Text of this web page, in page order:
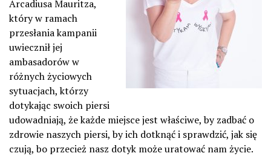
Arcadiusa Mauritza,
który w ramach
przesłania kampanii
uwiecznił jej
ambasadorów w
różnych życiowych
sytuacjach, którzy
dotykając swoich piersi
udowadniają, że każde miejsce jest właściwe, by zadbać o
zdrowie naszych piersi, by ich dotknąć i sprawdzić, jak się
czują, bo przecież nasz dotyk może uratować nam życie.